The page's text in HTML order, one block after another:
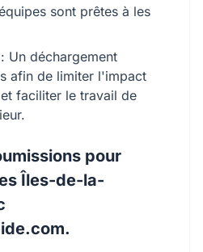
sont prêtes à les
Un déchargement
afin de limiter l'impact
faciliter le travail de
pour
Îles-de-la-